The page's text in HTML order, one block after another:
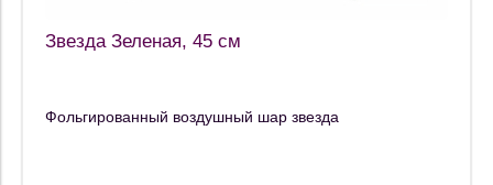
Звезда Зеленая, 45 см
Фольгированный воздушный шар звезда